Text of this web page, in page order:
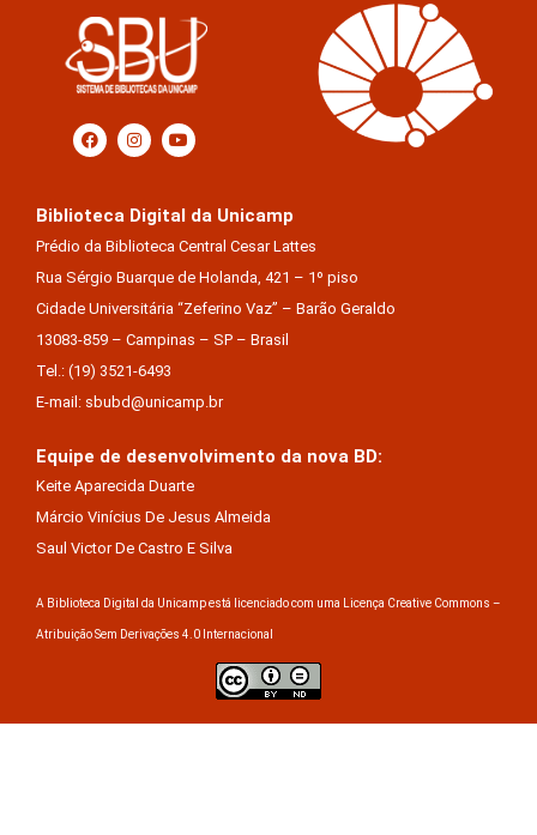
Biblioteca Digital da Unicamp
Prédio da Biblioteca Central Cesar Lattes
Rua Sérgio Buarque de Holanda, 421 – 1º piso
Cidade Universitária “Zeferino Vaz” – Barão Geraldo
13083-859 – Campinas – SP – Brasil
Tel.: (19) 3521-6493
E-mail: sbubd@unicamp.br
Equipe de desenvolvimento da nova BD:
Keite Aparecida Duarte
Márcio Vinícius De Jesus Almeida
Saul Victor De Castro E Silva
A Biblioteca Digital da Unicamp está licenciado com uma Licença Creative Commons –
Atribuição Sem Derivações 4.0 Internacional